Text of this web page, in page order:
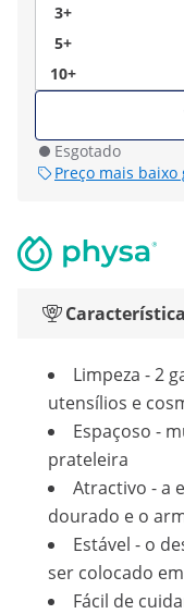
3+
5+
10+
Esgotado
Preço mais
Limpeza - 2
utensílios e
Espaçoso -
prateleira
Atractivo - a
dourado e o
Estável - o
ser colocado
Fácil de